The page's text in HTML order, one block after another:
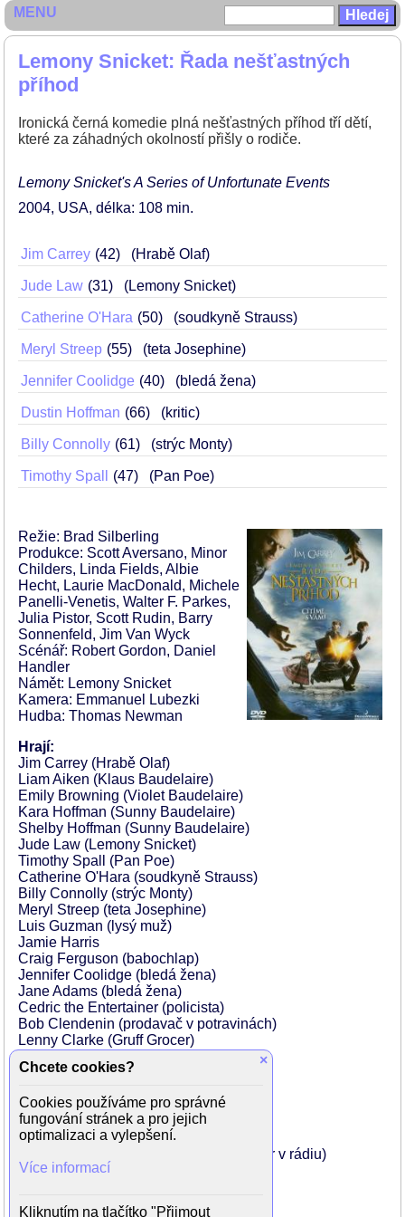
Lemony Snicket: Řada nešťastných
příhod
Ironická černá komedie plná nešťastných příhod tří dětí,
které za záhadných okolností přišly o rodiče.
Lemony Snicket's A Series of Unfortunate Events
2004 USA délka: 108 min
Jim Carrey 42 (Hrabě Olaf)
Jude Law 31 (Lemony Snicket)
Catherine O'Hara 50 (soudkyně Strauss)
Meryl Streep 55 (teta Josephine)
Jennifer Coolidge 40 (bledá žena)
Dustin Hoffman 66 (kritic)
Billy Connolly 61 (strýc Monty)
Timothy Spall 47 (Pan Poe)
Režie: Brad Silberling
Produkce: Scott Aversano, Minor
Childers, Linda Fields, Albie
Hecht, Laurie MacDonald, Michele
Panelli-Venetis, Walter F. Parkes,
Julia Pistor, Scott Rudin, Barry
Sonnenfeld, Jim Van Wyck
Scénář: Robert Gordon, Daniel
Handler
Námět: Lemony Snicket
Kamera: Emmanuel Lubezki
Hudba: Thomas Newman
Hrají:
Jim Carrey (Hrabě Olaf)
Liam Aiken (Klaus Baudelaire)
Emily Browning (Violet Baudelaire)
Kara Hoffman (Sunny Baudelaire)
Shelby Hoffman (Sunny Baudelaire)
Jude Law (Lemony Snicket)
Timothy Spall (Pan Poe)
Catherine O'Hara (soudkyně Strauss)
Billy Connolly (strýc Monty)
Meryl Streep (teta Josephine)
Luis Guzman (lysý muž)
Jamie Harris
Craig Ferguson (babochlap)
Jennifer Coolidge (bledá žena)
Jane Adams (bledá žena)
Cedric the Entertainer (policista)
Bob Clendenin (prodavač v potravinách)
Lenny Clarke (Gruff Grocer)
Wayne Flemming (kapitán Sam)
Jaimarie Bjorge (Dream Gypsy)
Paul Bunnell (svatební host)
Julius Callahan (bohém)
François Duhamel (francouzský reportér v rádiu)
Rosemary Garris (svatební host)
Alan Heitz (Policejní fotograf)
MENU
×
Chcete cookies?
Cookies používáme pro správné
fungování stránek a pro jejich
optimalizaci a vylepšení.
Více informací
Kliknutím na tlačítko "Přijmout